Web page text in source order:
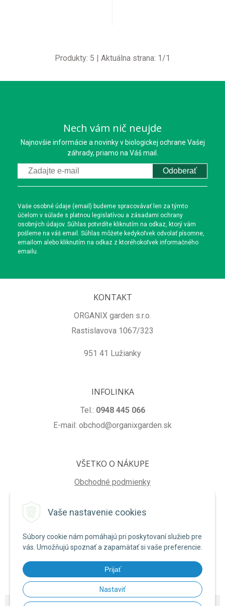
Vaše nastavenie cookies
Súbory cookie nám pomáhajú pri poskytovaní služieb pre
vás. Umožňujú spoznať a zapamätať si vaše preferencie.
Prijať
Nastaviť
Produkty: 5 | Aktuálna strana: 1/1
Nech vám nič neujde
Najnovšie informácie a novinky v biologickej ochrane Vašej
záhrady, priamo na Váš mail.
Odoberať
Vaše osobné údaje (email) budeme spracovávať len za týmto
účelom v súlade s platnou legislatívou a zásadami ochrany
osobných údajov. Súhlas potvrdíte kliknutím na odkaz, ktorý vám
pošleme na váš email. Súhlas môžete kedykoľvek odvolať písomne,
emailom alebo kliknutím na odkaz z ktoréhokoľvek informačného
emailu.
KONTAKT
ORGANIX garden s.r.o.
Rastislavova 1067/323
951 41 Lužianky
INFOLINKA
Tel.: 0948 445 066
E-mail: obchod@organixgarden.sk
VŠETKO O NÁKUPE
Obchodné podmienky
Reklamačné podmienky
NA STIAHNUTIE
Formulár na odstúpenie od zmluvy
Poučenie o uplatnení práva na odstúpenie od zmluvy